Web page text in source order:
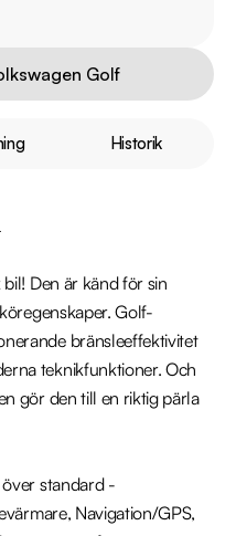
Historik
Den är känd för sin
Golf-
bränsleeffektivitet
teknikfunktioner. Och
gör den till en riktig pärla
standard -
Navigation/GPS,
Golf